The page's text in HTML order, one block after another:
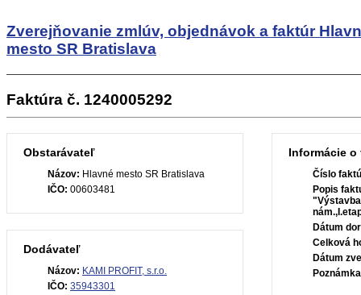
Zverejňovanie zmlúv, objednávok a faktúr
mesto SR Bratislava
Faktúra č. 1240005292
Obstarávateľ
Názov: Hlavné mesto SR Bratislava
IČO: 00603481
Dodávateľ
Názov: KAMI PROFIT, s.r.o.
IČO: 35943301
Informácie o
Číslo
Popis
Dátum
Celková
Dátum